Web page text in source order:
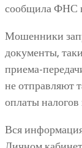
сообщила ФНС
Мошенники
документы,
приема-
не отправляют
оплаты
Вся